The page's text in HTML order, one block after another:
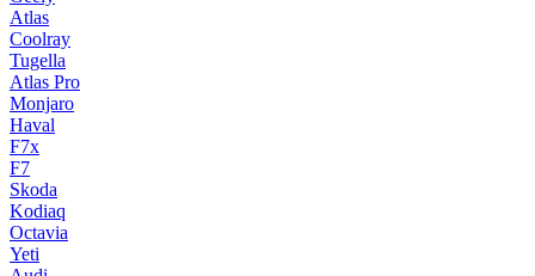
Atlas
Coolray
Tugella
Atlas Pro
Monjaro
Haval
F7x
F7
Skoda
Kodiaq
Octavia
Yeti